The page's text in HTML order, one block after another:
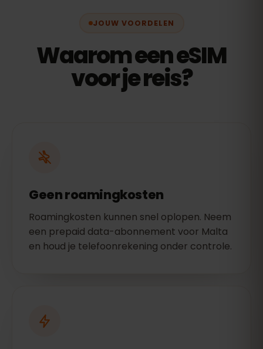
JOUW VOORDELEN
Waarom een eSIM
voor je reis?
Geen roamingkosten
Roamingkosten kunnen snel oplopen. Neem
een prepaid data-abonnement voor Malta
en houd je telefoonrekening onder controle.